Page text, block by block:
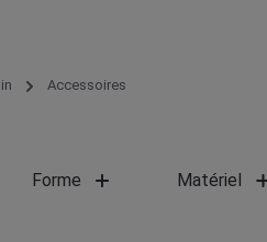
Accessoires
Forme Matériel